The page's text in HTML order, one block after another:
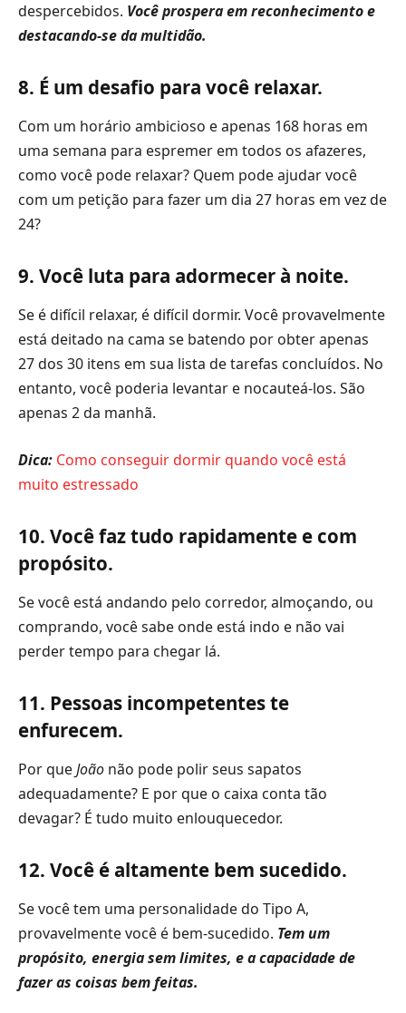
despercebidos. Você prospera em reconhecimento e
destacando-se da multidão.
8. É um desafio para você relaxar.
Com um horário ambicioso e apenas 168 horas em
uma semana para espremer em todos os afazeres,
como você pode relaxar? Quem pode ajudar você
com um petição para fazer um dia 27 horas em vez de
24?
9. Você luta para adormecer à noite.
Se é difícil relaxar, é difícil dormir. Você provavelmente
está deitado na cama se batendo por obter apenas
27 dos 30 itens em sua lista de tarefas concluídos. No
entanto, você poderia levantar e nocauteá-los. São
apenas 2 da manhã.
Dica: Como conseguir dormir quando você está
muito estressado
10. Você faz tudo rapidamente e com
propósito.
Se você está andando pelo corredor, almoçando, ou
comprando, você sabe onde está indo e não vai
perder tempo para chegar lá.
11. Pessoas incompetentes te
enfurecem.
Por queJoão não pode polir seus sapatos
adequadamente? E por que o caixa conta tão
devagar? É tudo muito enlouquecedor.
12. Você é altamente bem sucedido.
Se você tem uma personalidade do Tipo A,
provavelmente você é bem-sucedido. Tem um
propósito, energia sem limites, e a capacidade de
fazer as coisas bem feitas.